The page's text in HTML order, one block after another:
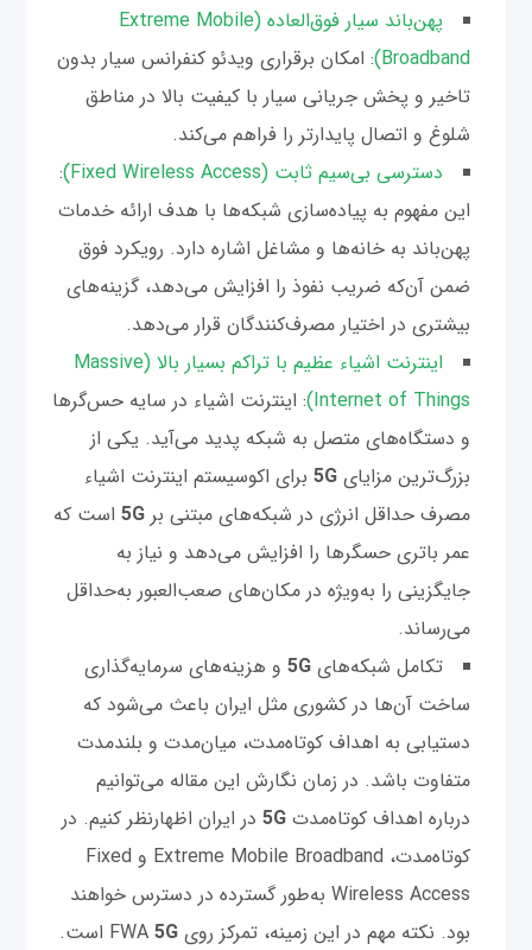
پهن‌باند سیار فوق‌العاده (Extreme Mobile
Broadband) : امکان برقراری ویدئو کنفرانس سیار بدون
تاخیر و پخش جریانی سیار با کیفیت بالا در مناطق
شلوغ و اتصال پایدارتر را فراهم می‌کند.
دسترسی بی‌سیم ثابت (Fixed Wireless Access)
:
این مفهوم به پیاده‌سازی شبکه‌ها با هدف ارائه خدمات
پهن‌باند به خانه‌ها و مشاغل اشاره دارد. رویکرد فوق
ضمن آن‌که ضریب نفوذ را افزایش می‌دهد، گزینه‌های
بیشتری در اختیار مصرف‌کنندگان قرار می‌دهد.
اینترنت اشیاء عظیم با تراکم بسیار بالا (Massive
Internet of Things) : اینترنت اشیاء در سایه حس‌گرها
و دستگا‌ه‌های متصل به شبکه پدید می‌آید. یکی از
بزرگ‌ترین مزایای5G برای اکوسیستم اینترنت اشیاء
مصرف حداقل انرژی در شبکه‌های مبتنی بر5G است که
عمر باتری حسگرها را افزایش می‌دهد و نیاز به
جایگزینی را به‌ویژه در مکان‌های صعب‌العبور به‌حداقل
می‌رساند.
تکامل شبکه‌های5G و هزینه‌های سرمایه‌گذاری
ساخت آن‌ها در کشوری مثل ایران باعث می‌شود که
دستیابی به اهداف کوتاه‌مدت، میان‌مدت و بلندمدت
متفاوت باشد. در زمان نگارش این مقاله می‌توانیم
درباره اهداف کوتاه‌مدت5G در ایران اظهارنظر کنیم. در
کوتاه‌مدت، Extreme Mobile Broadband و Fixed
Wireless Access به‌طور گسترده در دسترس خواهند
بود. نکته مهم در این زمینه، تمرکز روی FWA5G
است.